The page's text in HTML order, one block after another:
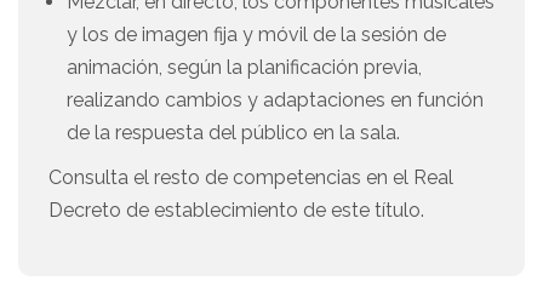
y los de imagen fija y móvil de la sesión de
animación, según la planificación previa,
realizando cambios y adaptaciones en función
de la respuesta del público en la sala.
Consulta el resto de competencias en el Real
Decreto de establecimiento de este título.